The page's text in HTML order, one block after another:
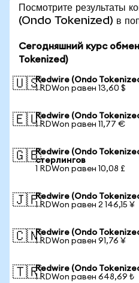
Посмотрите результаты
(Ondo Tokenized) в
Сегодняшний курс
Tokenized)
🇺🇸Redwire (Ondo
1 RDWon равен 13,60 $
🇪🇺Redwire (Ondo
1 RDWon равен 11,77 €
🇬🇧Redwire (Ondo
стерлингов
1 RDWon равен 10,08 £
🇯🇵Redwire (Ondo
1 RDWon равен 2 146,15 ¥
🇨🇳Redwire (Ondo
1 RDWon равен 91,76 ¥
🇹🇷Redwire (Ondo
1 RDWon равен 648,69 ₺